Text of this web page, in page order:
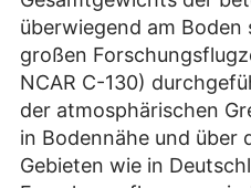
überwiegend am
großen
NCAR C-130)
der atmosphärischen
in Bodennähe und über
Gebieten wie in